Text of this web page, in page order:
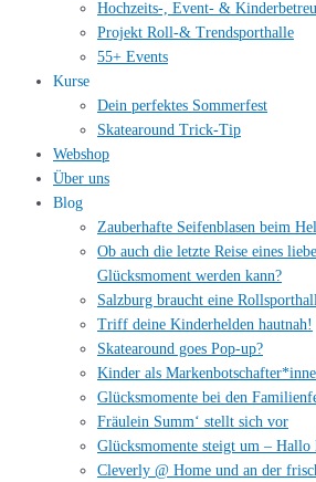
Hochzeits-, Event- &
Projekt Roll-& Trendsporthalle
55+ Events
Kurse
Dein perfektes Sommerfest
Skatearound Trick-Tip
Webshop
Über uns
Blog
Zauberhafte Seifenblasen beim
Ob auch die letzte Reise eines
Glücksmoment werden kann?
Salzburg braucht eine
Triff deine Kinderhelden hautnah!
Skatearound goes Pop-up?
Kinder als
Glücksmomente bei den
Fräulein Summ‘ stellt sich vor
Glücksmomente steigt um – Hallo
Cleverly @ Home und an der